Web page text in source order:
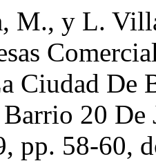
M., y L.
Ciudad De
20
pp. 58-60,